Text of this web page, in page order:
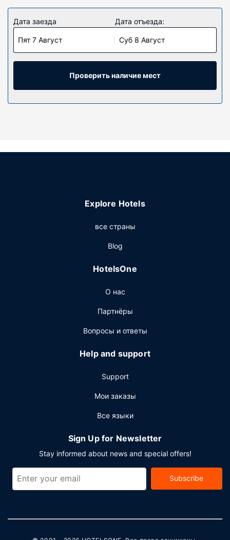
Располагайтесь с комфортом в этом жилье для
отпуска.
Воспользуйтесь разнообразными возможностями для
предоставляет дополнительные услуги и удобства:
Дата заезда
Пят 7 Август
Дата отъезда:
Суб 8 Август
Проверить наличие мест
Explore Hotels
все страны
Blog
HotelsOne
О нас
Партнёры
Вопросы и ответы
Help and support
Support
Мои заказы
Все языки
Sign Up for Newsletter
Stay informed about news and special offers!
Subscribe